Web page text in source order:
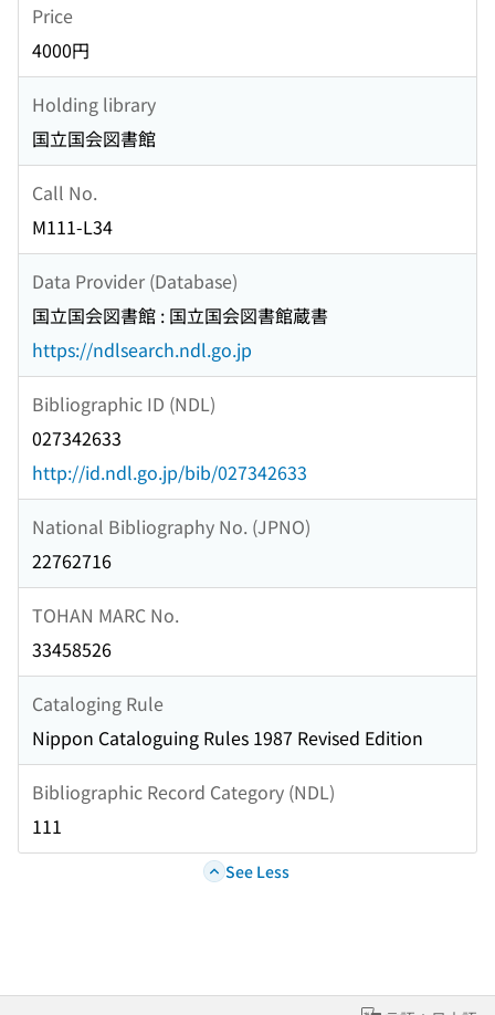
Price
4000円
Holding library
国立国会図書館
Call No.
M111-L34
Data Provider (Database)
国立国会図書館 : 国立国会図書館蔵書
https://ndlsearch.ndl.go.jp
Bibliographic ID (NDL)
027342633
http://id.ndl.go.jp/bib/027342633
National Bibliography No. (JPNO)
22762716
TOHAN MARC No.
33458526
Cataloging Rule
Nippon Cataloguing Rules 1987 Revised Edition
Bibliographic Record Category (NDL)
111
See Less